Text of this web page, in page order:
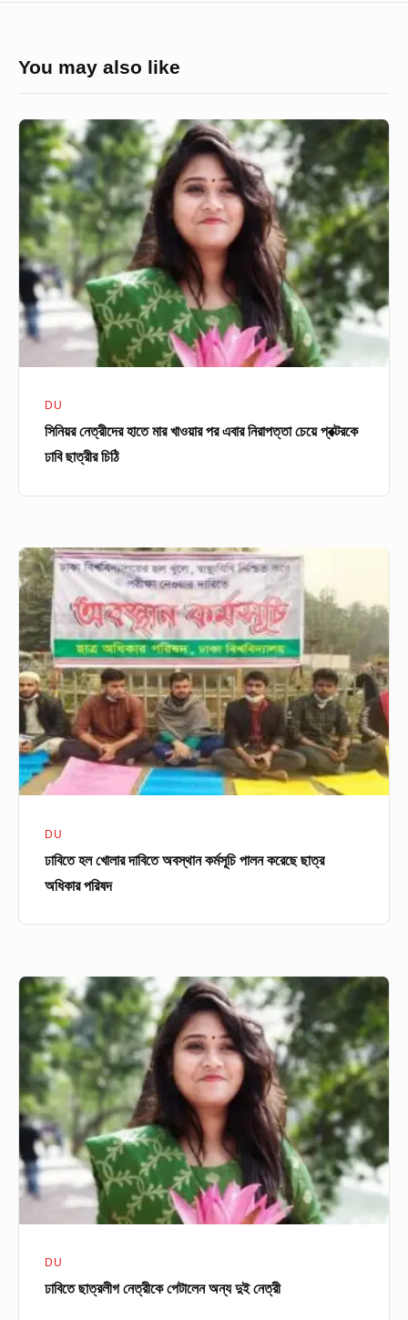
You may also like
সিনিয়র
নেত্রীদের
হাতে
খাওয়ার
পর
এবার
নিরাপত্তা
চেয়ে
ছাত্রীরDU
সিনিয়র নেত্রীদের হাতে মার খাওয়ার পর এবার নিরাপত্তা চেয়ে প্রক্টরকে
ঢাবি ছাত্রীর চিঠি
ঢাবিতে
হল
খোলার
দাবিতে
অবস্থান
কর্মসূচি
পালন
করেছে
ছাত্র
অধিকার
DU
ঢাবিতে হল খোলার দাবিতে অবস্থান কর্মসূচি পালন করেছে ছাত্র
অধিকার পরিষদ
ঢাবিতে
ছাত্রলীগ
নেত্রীকে
পেটালেন
অন্য
দুই
নেত্রী
DU
ঢাবিতে ছাত্রলীগ নেত্রীকে পেটালেন অন্য দুই নেত্রী